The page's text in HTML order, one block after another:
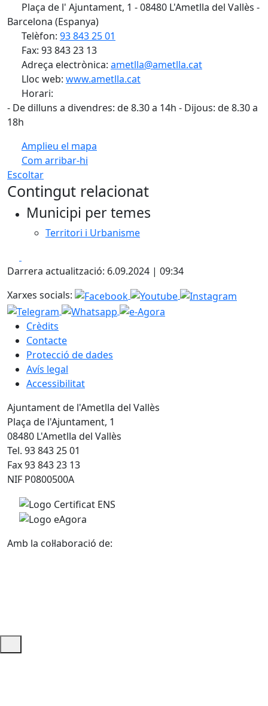
Plaça de l' Ajuntament, 1 - 08480 L'Ametlla del Vallès -
Barcelona (Espanya)
Telèfon: 93 843 25 01
Fax: 93 843 23 13
Adreça electrònica: ametlla@ametlla.cat
Lloc web: www.ametlla.cat
Horari:
- De dilluns a divendres: de 8.30 a 14h - Dijous: de 8.30 a
18h
Amplieu el mapa
Com arribar-hi
+
−
Escoltar
Contingut relacionat
Municipi per temes
Territori i Urbanisme
Darrera actualització: 6.09.2024 | 09:34
Xarxes socials:
Crèdits
Contacte
Protecció de dades
Avís legal
Accessibilitat
Ajuntament de l'Ametlla del Vallès
Plaça de l'Ajuntament, 1
08480 L'Ametlla del Vallès
Tel. 93 843 25 01
Fax 93 843 23 13
NIF P0800500A
Amb la col·laboració de:
Ajuda i accés ràpid